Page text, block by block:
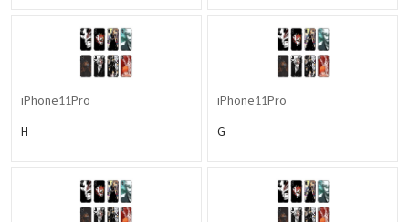
iPhone11Pro
H
iPhone11Pro
G